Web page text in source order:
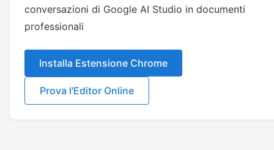
conversazioni di Google AI Studio in documenti
professionali
Installa Estensione Chrome
Prova l'Editor Online